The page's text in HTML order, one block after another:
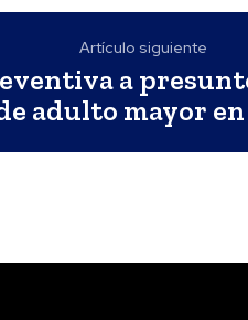
Artículo siguiente
a
adulto mayor en